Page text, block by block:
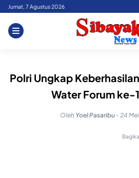
Skip
content
Jumat, 7 Agustus 2026
Polri Ungkap
Water Forum ke-
Oleh Yoel Pasaribu - 24